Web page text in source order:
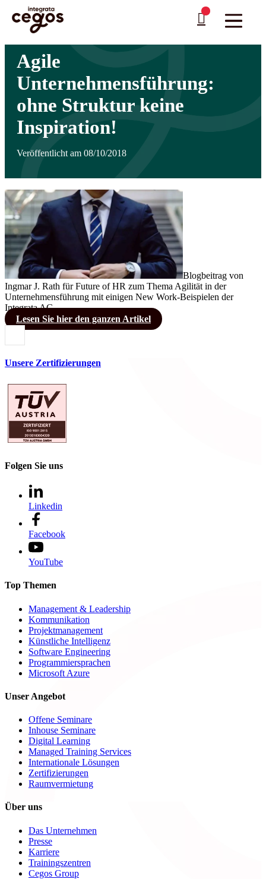
Skip to main content
Sie sind hier:Startseite >Agile
Unternehmensführung: ohne Struktur keine Inspiration!
Agile
Unternehmensführung:
ohne Struktur keine
Inspiration!
Veröffentlicht am 08/10/2018
Blogbeitrag von
Ingmar J. Rath für Future of HR zum Thema Agilität in der
Unternehmensführung mit einigen New Work-Beispielen der
Integrata AG.
Lesen Sie hier den ganzen Artikel
Unsere Zertifizierungen
Folgen Sie uns
Linkedin
Facebook
YouTube
Top Themen
Management & Leadership
Kommunikation
Projektmanagement
Künstliche Intelligenz
Software Engineering
Programmiersprachen
Microsoft Azure
Unser Angebot
Offene Seminare
Inhouse Seminare
Digital Learning
Managed Training Services
Internationale Lösungen
Zertifizierungen
Raumvermietung
Über uns
Das Unternehmen
Presse
Karriere
Trainingszentren
Cegos Group